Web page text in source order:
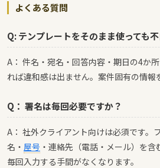
よくある質問
Q: テンプレートをそのまま使っても
A： 件名・宛名・回答内容・期日の4か
れば違和感は出ません。案件固有の情報
Q： 署名は毎回必要ですか？
A： 社外クライアント向けは必須です。
名・ 屋号 ・連絡先（電話・メール）を含
毎回入力する手間がなくなります。